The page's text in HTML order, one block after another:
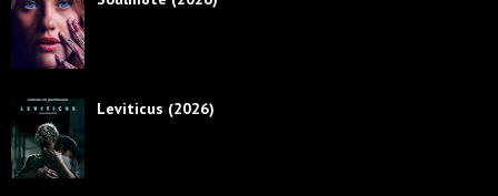
Leviticus (2026)